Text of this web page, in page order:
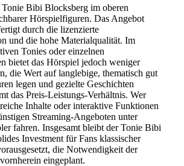
Bibi Blocksberg im oberen
Hörspielfiguren. Das Angebot
durch die lizenzierte
und die hohe Materialqualität. Im
Tonies oder einzelnen
bietet das Hörspiel jedoch weniger
die Wert auf langlebige, thematisch gut
legen und gezielte Geschichten
das Preis-Leistungs-Verhältnis. Wer
Inhalte oder interaktive Funktionen
Streaming-Angeboten unter
fahren. Insgesamt bleibt der Tonie Bibi
Investment für Fans klassischer
die Notwendigkeit der
eingeplant.